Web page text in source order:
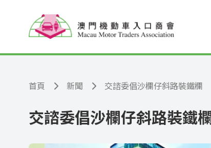
首頁 新聞 交諮委倡沙欄仔斜路裝鐵欄
交諮委倡沙欄仔斜路裝鐵欄